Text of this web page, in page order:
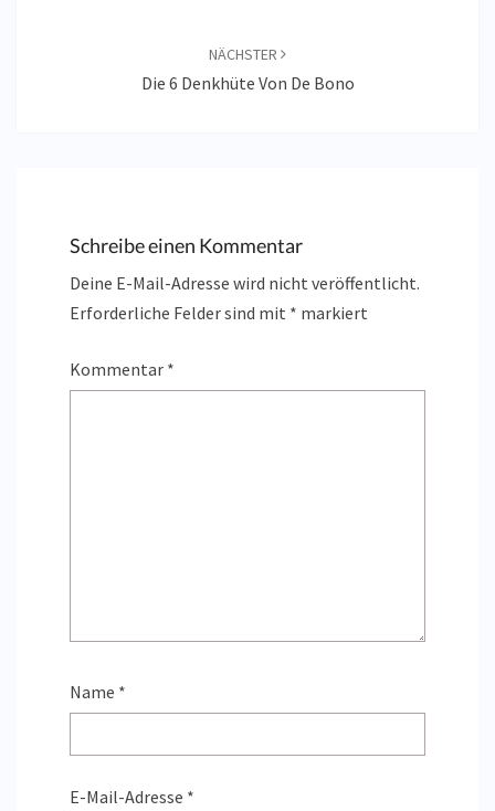
NÄCHSTER
Die 6 Denkhüte Von De Bono
Schreibe einen Kommentar
Deine E-Mail-Adresse wird nicht veröffentlicht.
Erforderliche Felder sind mit * markiert
Kommentar *
Name *
E-Mail-Adresse *